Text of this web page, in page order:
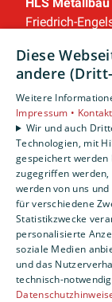
Friedrich-
Telefon:
Telefax:
info@hls-
Unternehmen
AGB
·
Leistungen
Privatkunden
Karriere
Unternehmen
Diese
andere
Weitere
Impressum • Kontakt
Wir und auch
Technologien, mit
gespeichert werden
zugegriffen werden,
werden von uns
für verschiedene
Statistikzwecke
personalisierte
soziale Medien
und das
technisch-notwendig